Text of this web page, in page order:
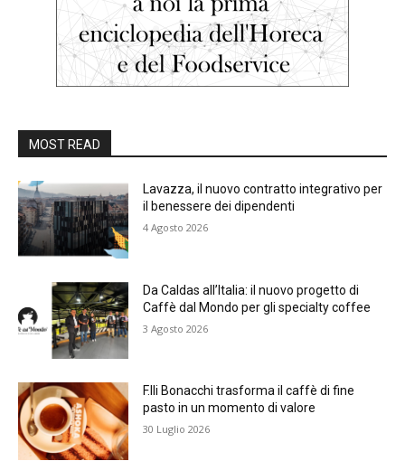
MOST READ
Lavazza, il nuovo contratto integrativo per
il benessere dei dipendenti
4 Agosto 2026
Da Caldas all’Italia: il nuovo progetto di
Caffè dal Mondo per gli specialty coffee
3 Agosto 2026
F.lli Bonacchi trasforma il caffè di fine
pasto in un momento di valore
30 Luglio 2026